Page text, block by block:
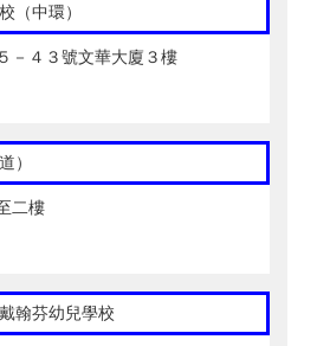
（中環）
－４３號文華大廈３樓
）
二樓
翰芬幼兒學校